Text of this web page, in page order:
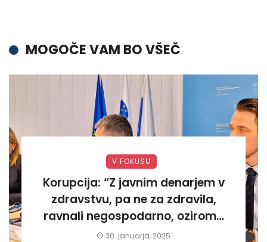
MOGOČE VAM BO VŠEČ
V FOKUSU
Korupcija: “Z javnim denarjem v
zdravstvu, pa ne za zdravila,
ravnali negospodarno, oziroma
za lastni žep. Tokrat na Žalskem«
30. januarja, 2025